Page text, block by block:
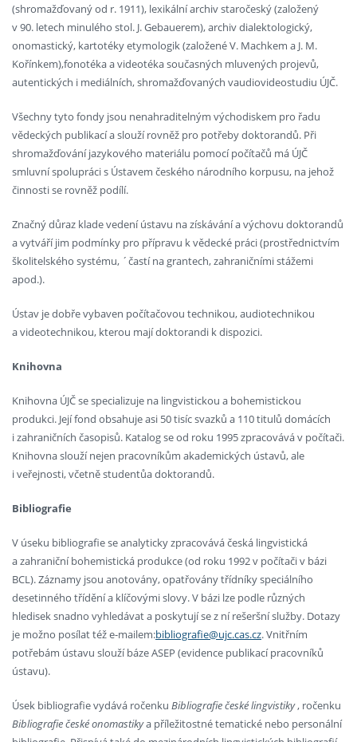
(shromažďovaný od r. 1911), lexikální archiv staročeský (založený
v 90. letech minulého stol. J. Gebauerem), archiv dialektologický,
onomastický, kartotéky etymologik (založené V. Machkem a J. M.
Kořínkem),fonotéka a videotéka současných mluvených projevů,
autentických i mediálních, shromažďovaných vaudiovideostudiu ÚJČ.
Všechny tyto fondy jsou nenahraditelným východiskem pro řadu
vědeckých publikací a slouží rovněž pro potřeby doktorandů. Při
shromažďování jazykového materiálu pomocí počítačů má ÚJČ
smluvní spolupráci s Ústavem českého národního korpusu, na jehož
činnosti se rovněž podílí.
Značný důraz klade vedení ústavu na získávání a výchovu doktorandů
a vytváří jim podmínky pro přípravu k vědecké práci (prostřednictvím
školitelského systému, ´častí na grantech, zahraničními stážemi
apod.).
Ústav je dobře vybaven počítačovou technikou, audiotechnikou
a videotechnikou, kterou mají doktorandi k dispozici.
Knihovna
Knihovna ÚJČ se specializuje na lingvistickou a bohemistickou
produkci. Její fond obsahuje asi 50 tisíc svazků a 110 titulů domácích
i zahraničních časopisů. Katalog se od roku 1995 zpracovává v počítači.
Knihovna slouží nejen pracovníkům akademických ústavů, ale
i veřejnosti, včetně studentůa doktorandů.
Bibliografie
V úseku bibliografie se analyticky zpracovává česká lingvistická
a zahraniční bohemistická produkce (od roku 1992 v počítači v bázi
BCL). Záznamy jsou anotovány, opatřovány třídníky speciálního
desetinného třídění a klíčovými slovy. V bázi lze podle různých
hledisek snadno vyhledávat a poskytují se z ní rešeršní služby. Dotazy
je možno posílat též e-mailem:bibliografie@ujc.cas.cz. Vnitřním
potřebám ústavu slouží báze ASEP (evidence publikací pracovníků
ústavu).
Úsek bibliografie vydává ročenku Bibliografie české lingvistiky, ročenku
Bibliografie české onomastikya příležitostné tematické nebo personální